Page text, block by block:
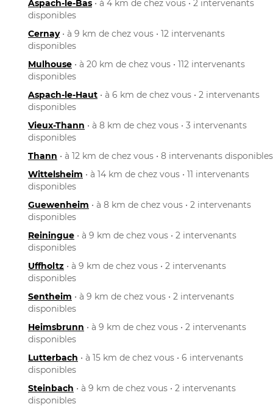
Aspach-le-Bas • à 4 km de chez vous • 2 intervenants
disponibles
Cernay• à 9 km de chez vous • 12 intervenants
disponibles
Mulhouse • à 20 km de chez vous • 112 intervenants
disponibles
Aspach-le-Haut • à 6 km de chez vous • 2 intervenants
disponibles
Vieux-Thann • à 8 km de chez vous • 3 intervenants
disponibles
Thann • à 12 km de chez vous • 8 intervenants disponibles
Wittelsheim • à 14 km de chez vous • 11 intervenants
disponibles
Guewenheim • à 8 km de chez vous • 2 intervenants
disponibles
Reiningue • à 9 km de chez vous • 2 intervenants
disponibles
Uffholtz • à 9 km de chez vous • 2 intervenants
disponibles
Sentheim • à 9 km de chez vous • 2 intervenants
disponibles
Heimsbrunn • à 9 km de chez vous • 2 intervenants
disponibles
Lutterbach • à 15 km de chez vous • 6 intervenants
disponibles
Steinbach • à 9 km de chez vous • 2 intervenants
disponibles